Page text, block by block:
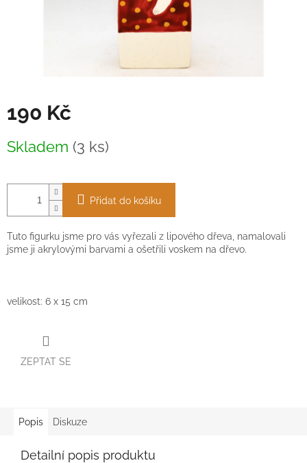
190 Kč
cena:
Skladem (3 ks)
Přidat do košíku
Tuto figurku jsme pro vás vyřezali z lipového dřeva, namalovali
jsme ji akrylovými barvami a ošetřili voskem na dřevo.
velikost: 6 x 15 cm
ZEPTAT SE
Popis Diskuze
Detailní popis produktu